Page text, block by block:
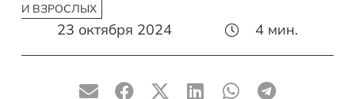
И ВЗРОСЛЫХ
23 октября 2024 4 мин.